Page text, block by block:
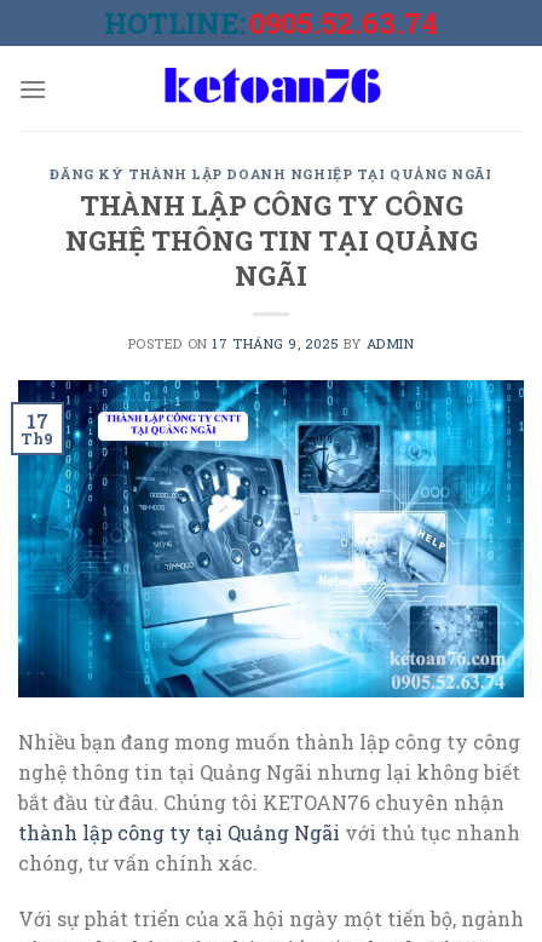
to
HOTLINE:0905.52.63.74
ĐĂNG KÝ THÀNH LẬP DOANH NGHIỆP TẠI QUẢNG NGÃI
THÀNH LẬP CÔNG TY CÔNG
NGHỆ THÔNG TIN TẠI QUẢNG
NGÃI
POSTED ON17 THÁNG 9, 2025 BY ADMIN
17
Th9
Nhiều bạn đang mong muốn thành lập công ty công
nghệ thông tin tại Quảng Ngãi nhưng lại không biết
bắt đầu từ đâu. Chúng tôi KETOAN76 chuyên nhận
thành lập công ty tại Quảng Ngãi với thủ tục nhanh
chóng, tư vấn chính xác.
Với sự phát triển của xã hội ngày một tiến bộ, ngành